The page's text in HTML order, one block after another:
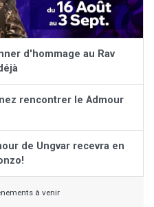
d'hommage au Rav
rencontrer le Admour
de Ungvar recevra en
à venir